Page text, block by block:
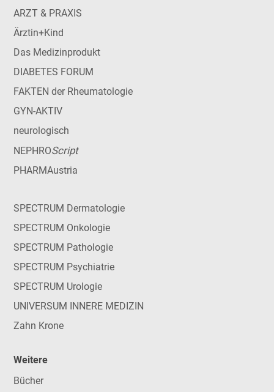
ARZT & PRAXIS
Ärztin+Kind
Das Medizinprodukt
DIABETES FORUM
FAKTEN der Rheumatologie
GYN-AKTIV
neurologisch
NEPHROScript
PHARMAustria
SPECTRUM Dermatologie
SPECTRUM Onkologie
SPECTRUM Pathologie
SPECTRUM Psychiatrie
SPECTRUM Urologie
UNIVERSUM INNERE MEDIZIN
Zahn Krone
Weitere
Bücher